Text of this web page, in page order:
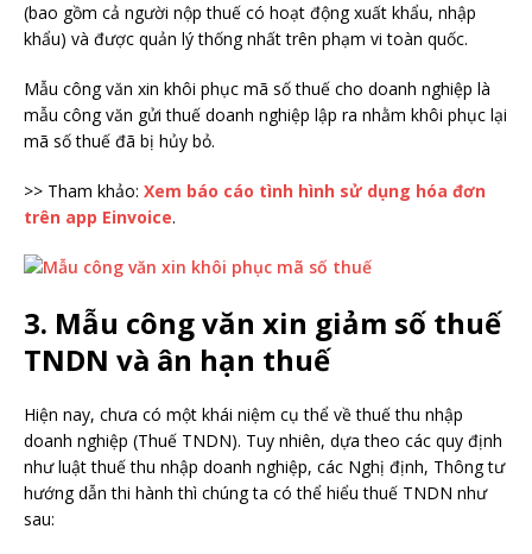
(bao gồm cả người nộp thuế có hoạt động xuất khẩu, nhập
khẩu) và được quản lý thống nhất trên phạm vi toàn quốc.
Mẫu công văn xin khôi phục mã số thuế cho doanh nghiệp là
mẫu công văn gửi thuế doanh nghiệp lập ra nhằm khôi phục lại
mã số thuế đã bị hủy bỏ.
>> Tham khảo: Xem báo cáo tình hình sử dụng hóa đơn
trên app Einvoice.
3. Mẫu công văn xin giảm số thuế
TNDN và ân hạn thuế
Hiện nay, chưa có một khái niệm cụ thể về thuế thu nhập
doanh nghiệp (Thuế TNDN). Tuy nhiên, dựa theo các quy định
như luật thuế thu nhập doanh nghiệp, các Nghị định, Thông tư
hướng dẫn thi hành thì chúng ta có thể hiểu thuế TNDN như
sau: